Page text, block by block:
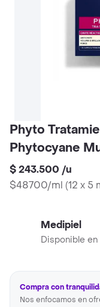
Phyto
Phytocyane
$ 243.500 /u
$48700/ml (12 x 5
Medipiel
Disponible en
Compra con
Nos enfocamos en